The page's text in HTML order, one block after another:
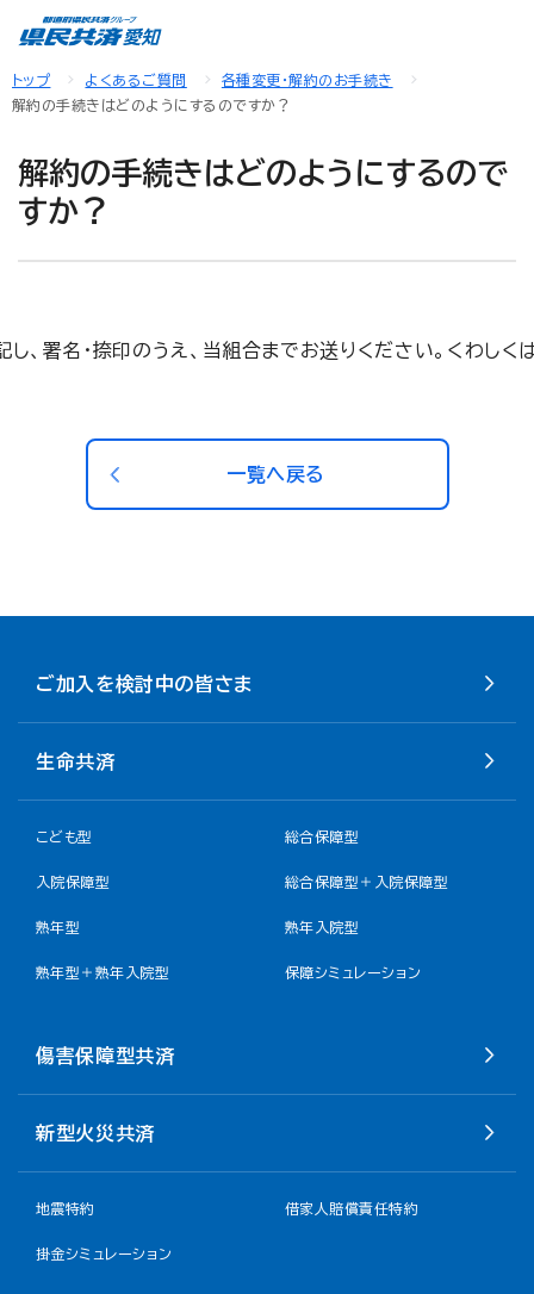
トップ よくあるご質問
各種変更・解約のお手続き
解約の手続きはどのようにするのですか？
解約の手続きはどのようにするので
すか？
、署名・捺印のうえ、当組合までお送りください。くわし
一覧へ戻る
ご加入を検討中の皆さま
生命共済
こども型 総合保障型
入院保障型 総合保障型＋入院保障型
熟年型 熟年入院型
熟年型＋熟年入院型 保障シミュレーション
傷害保障型共済
新型火災共済
地震特約 借家人賠償責任特約
掛金シミュレーション